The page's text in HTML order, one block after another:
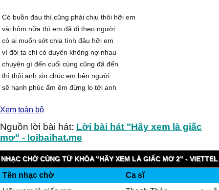
Có buồn đau thì cũng phải chịu thôi hỡi em
vài hôm nữa thì em đã đi theo người
có ai muốn sớt chia tình đâu hỡi em
vì đôi ta chỉ có duyên không nợ nhau
chuyện gì đến cuối cùng cũng đã đến
thì thôi anh xin chúc em bên người
sẽ hạnh phúc ấm êm đừng lo tới anh
Đk:
rồi từ đây đôi ta hai lối
đường của em , em cứ bước đi
ngày mai nếu lỡ nếu có gặp nhau
một hai câu quan tâm đến nhau
rồi đi thôi đừng để trái tim ngậm ngùi
Xem toàn bộ
Nguồn lời bài hát: Lời bài hát "Hãy xem là giấc
mơ" - loibaihat.me
NHẠC CHỜ CÙNG TỪ KHÓA "HÃY XEM LÀ GIẤC MƠ 2" - VIETTEL
Tên nhạc chờ
Ca sĩ